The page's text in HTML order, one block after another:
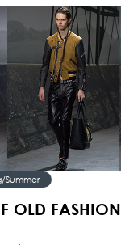
Summer
OLD FASHION